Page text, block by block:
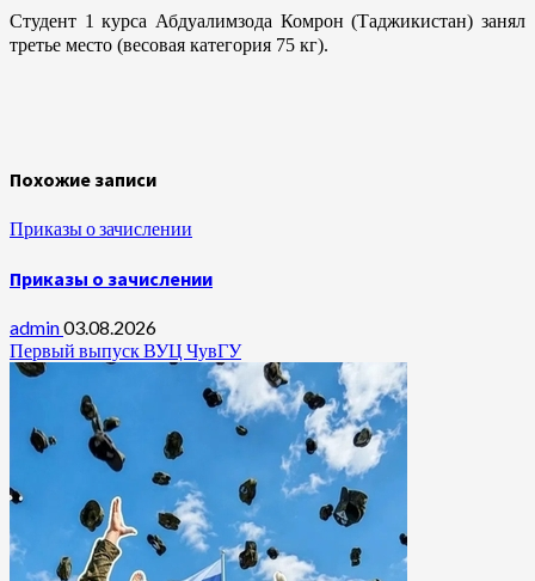
Студент 1 курса Абдуалимзода Комрон (Таджикистан) занял
третье место (весовая категория 75 кг).
Похожие записи
Приказы о зачислении
Приказы о зачислении
admin03.08.2026
Первый выпуск ВУЦ ЧувГУ